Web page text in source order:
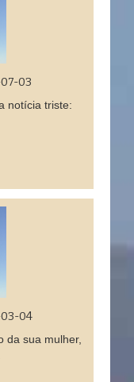
03
notícia triste:
04
da sua mulher,